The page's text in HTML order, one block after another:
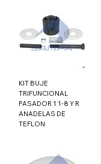
KIT BUJE
TRIFUNCIONAL
PASADOR 1 1-8 Y R
ANADELAS DE
TEFLON